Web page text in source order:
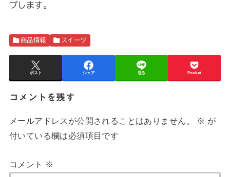
プします。
商品情報 スイーツ
ポスト シェア 送る Pocket
コメントを残す
メールアドレスが公開されることはありません。 ※ が
付いている欄は必須項目です
コメント ※